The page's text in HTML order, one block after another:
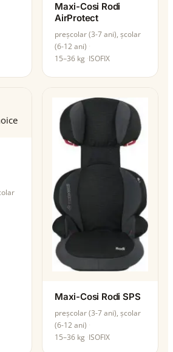
Maxi-Cosi Rodi
AirProtect
preșcolar (3-7 ani), școlar
(6-12 ani)
15–36 kg ISOFIX
Maxi-Cosi Rodi SPS
preșcolar (3-7 ani), școlar
(6-12 ani)
15–36 kg ISOFIX